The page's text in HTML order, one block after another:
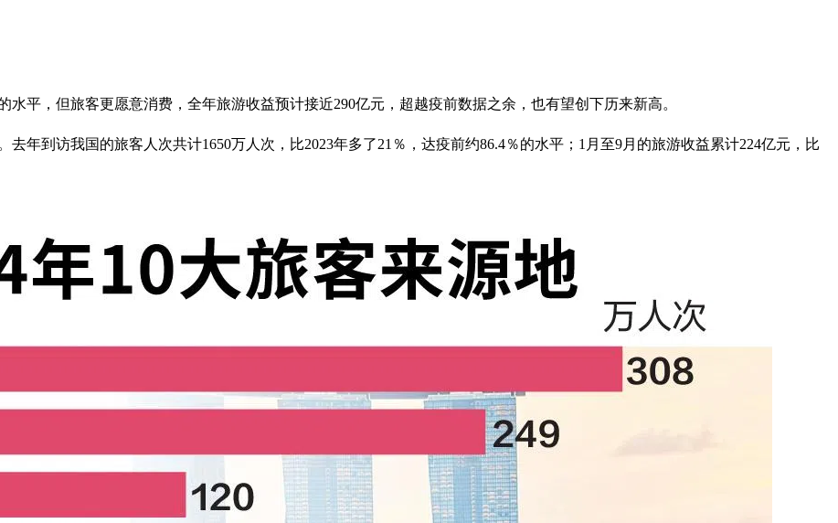
平，但旅客更愿意消费，全年旅游收益预计接近290亿元，超越疫前数据之余，也有望创下历来新高。
年到访我国的旅客人次共计1650万人次，比2023年多了21％，达疫前约86.4％的水平；1月至9月的旅游收益累计224亿元，比